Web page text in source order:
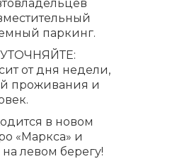
паркинг.
от дня недели,
проживания и
в новом
«Маркса» и
левом берегу!